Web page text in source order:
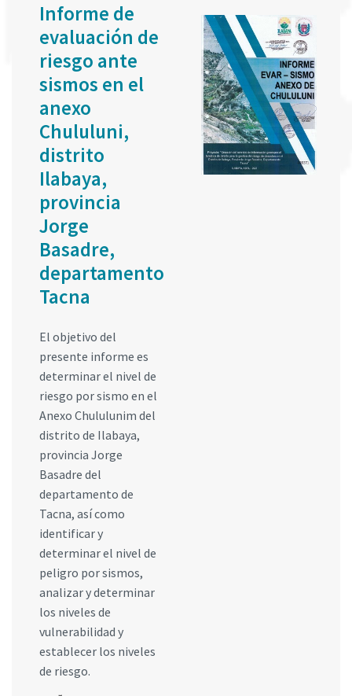
Informe de
evaluación de
riesgo ante
sismos en el
anexo
Chululuni,
distrito
Ilabaya,
provincia
Jorge
Basadre,
departamento
Tacna
El objetivo del
presente informe es
determinar el nivel de
riesgo por sismo en el
Anexo Chululunim del
distrito de Ilabaya,
provincia Jorge
Basadre del
departamento de
Tacna, así como
identificar y
determinar el nivel de
peligro por sismos,
analizar y determinar
los niveles de
vulnerabilidad y
establecer los niveles
de riesgo.